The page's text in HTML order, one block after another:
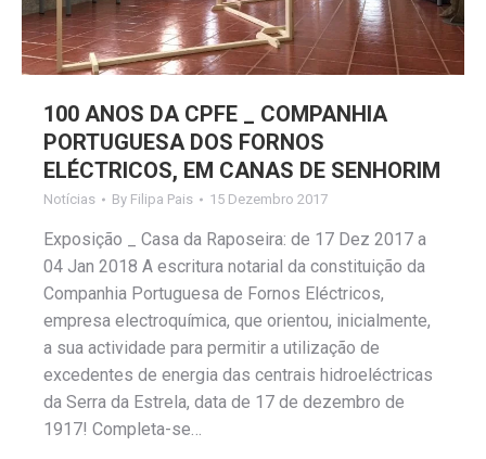
100 ANOS DA CPFE _ COMPANHIA
PORTUGUESA DOS FORNOS
ELÉCTRICOS, EM CANAS DE SENHORIM
Notícias By Filipa Pais 15 Dezembro 2017
Exposição _ Casa da Raposeira: de 17 Dez 2017 a
04 Jan 2018 A escritura notarial da constituição da
Companhia Portuguesa de Fornos Eléctricos,
empresa electroquímica, que orientou, inicialmente,
a sua actividade para permitir a utilização de
excedentes de energia das centrais hidroeléctricas
da Serra da Estrela, data de 17 de dezembro de
1917! Completa-se…